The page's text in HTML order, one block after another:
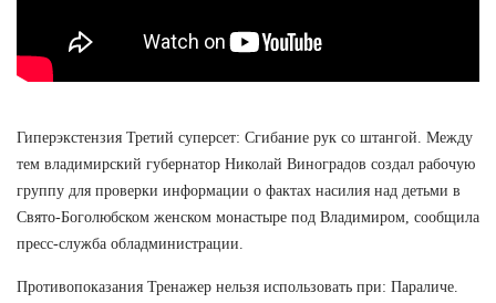
Гиперэкстензия Третий суперсет: Сгибание рук со штангой. Между
тем владимирский губернатор Николай Виноградов создал рабочую
группу для проверки информации о фактах насилия над детьми в
Свято-Боголюбском женском монастыре под Владимиром, сообщила
пресс-служба обладминистрации.
Противопоказания Тренажер нельзя использовать при: Параличе.